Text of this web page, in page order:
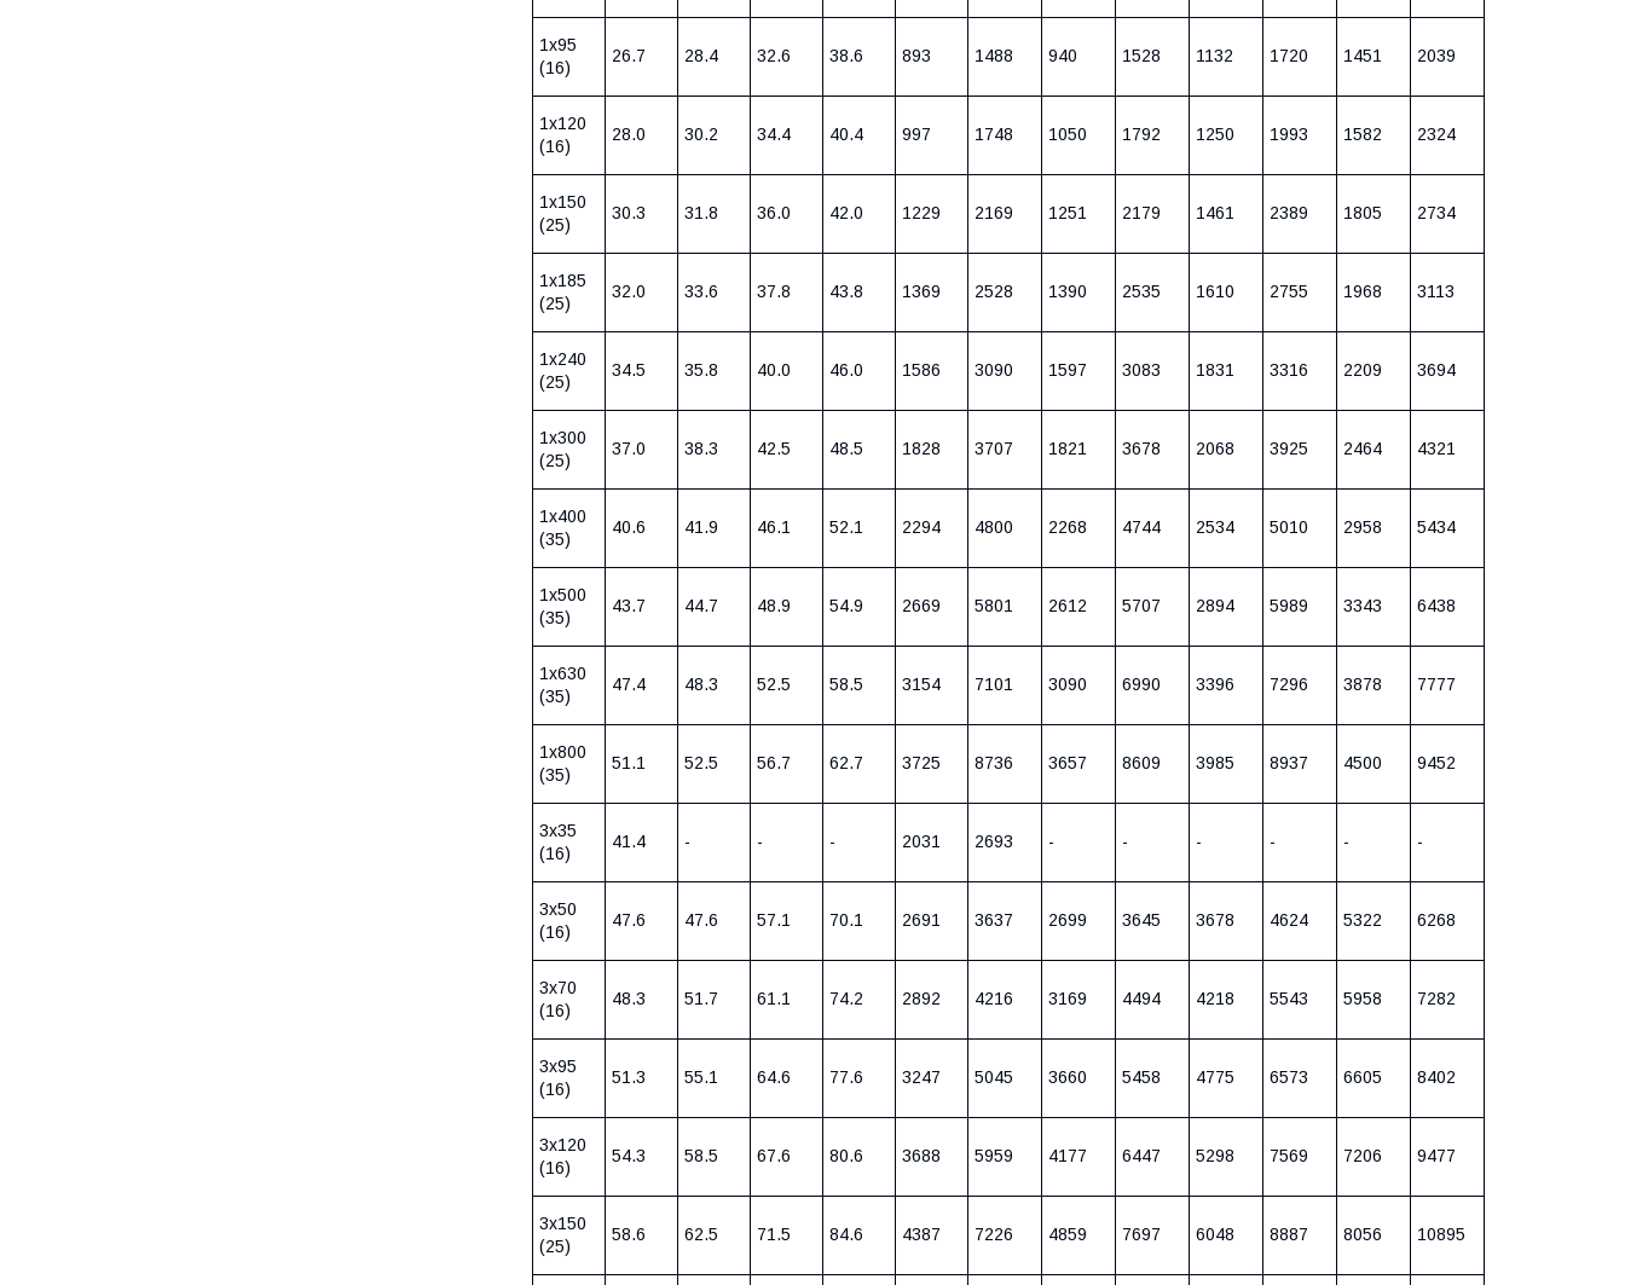
1х95
(16)
26.7 28.4 32.6 38.6 893 1488 940 1528 1132 1720 1451 2039
1х120
(16)
28.0 30.2 34.4 40.4 997 1748 1050 1792 1250 1993 1582 2324
1х150
(25)
30.3 31.8 36.0 42.0 1229 2169 1251 2179 1461 2389 1805 2734
1х185
(25)
32.0 33.6 37.8 43.8 1369 2528 1390 2535 1610 2755 1968 3113
1х240
(25)
34.5 35.8 40.0 46.0 1586 3090 1597 3083 1831 3316 2209 3694
1х300
(25)
37.0 38.3 42.5 48.5 1828 3707 1821 3678 2068 3925 2464 4321
1х400
(35)
40.6 41.9 46.1 52.1 2294 4800 2268 4744 2534 5010 2958 5434
1х500
(35)
43.7 44.7 48.9 54.9 2669 5801 2612 5707 2894 5989 3343 6438
1х630
(35)
47.4 48.3 52.5 58.5 3154 7101 3090 6990 3396 7296 3878 7777
1х800
(35)
51.1 52.5 56.7 62.7 3725 8736 3657 8609 3985 8937 4500 9452
3х35
(16)
41.4 - - - 2031 2693 - - - - - -
3х50
(16)
47.6 47.6 57.1 70.1 2691 3637 2699 3645 3678 4624 5322 6268
3х70
(16)
48.3 51.7 61.1 74.2 2892 4216 3169 4494 4218 5543 5958 7282
3х95
(16)
51.3 55.1 64.6 77.6 3247 5045 3660 5458 4775 6573 6605 8402
3х120
(16)
54.3 58.5 67.6 80.6 3688 5959 4177 6447 5298 7569 7206 9477
3х150
(25)
58.6 62.5 71.5 84.6 4387 7226 4859 7697 6048 8887 8056 10895